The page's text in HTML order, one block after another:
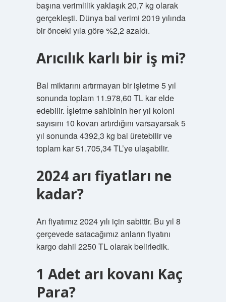
başına verimlilik yaklaşık 20,7 kg olarak
gerçekleşti. Dünya bal verimi 2019 yılında
bir önceki yıla göre %2,2 azaldı.
Arıcılık karlı bir iş mi?
Bal miktarını artırmayan bir işletme 5 yıl
sonunda toplam 11.978,60 TL kar elde
edebilir. İşletme sahibinin her yıl koloni
sayısını 10 kovan artırdığını varsayarsak 5
yıl sonunda 4392,3 kg bal üretebilir ve
toplam kar 51.705,34 TL’ye ulaşabilir.
2024 arı fiyatları ne
kadar?
Arı fiyatımız 2024 yılı için sabittir. Bu yıl 8
çerçevede satacağımız arıların fiyatını
kargo dahil 2250 TL olarak belirledik.
1 Adet arı kovanı Kaç
Para?